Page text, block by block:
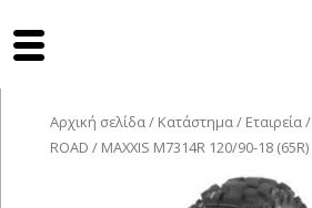
Αρχική σελίδα/ Κατάστημα/ Εταιρεία/
ROAD / MAXXIS M7314R 120/90-18 (65R)